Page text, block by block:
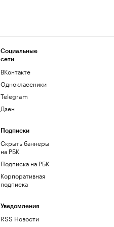
Социальные
сети
ВКонтакте
Одноклассники
Telegram
Дзен
Подписки
Скрыть баннеры
на РБК
Подписка на РБК
Корпоративная
подписка
Уведомления
RSS Новости